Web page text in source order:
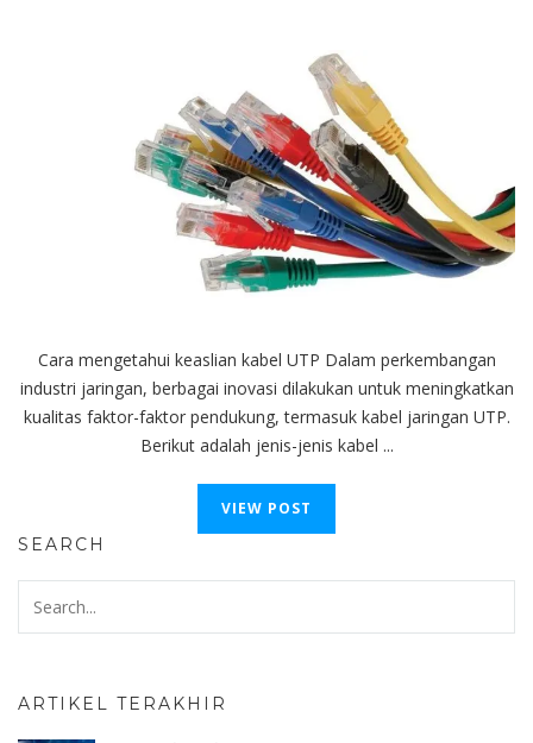
Cara mengetahui keaslian kabel UTP Dalam perkembangan
industri jaringan, berbagai inovasi dilakukan untuk meningkatkan
kualitas faktor-faktor pendukung, termasuk kabel jaringan UTP.
Berikut adalah jenis-jenis kabel ...
VIEW POST
SEARCH
ARTIKEL TERAKHIR